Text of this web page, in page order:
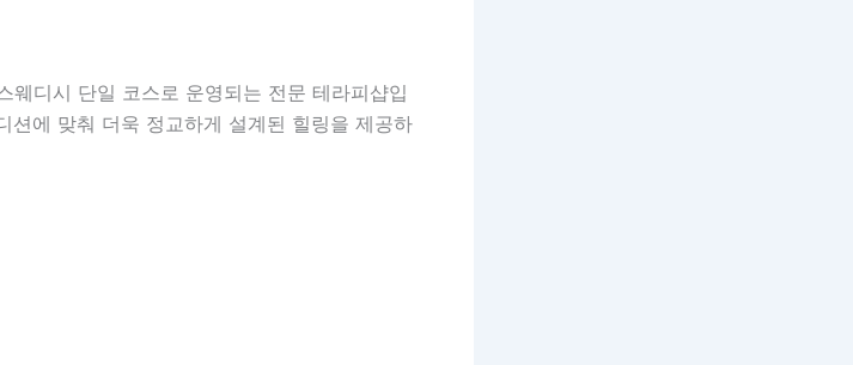
웨디시 단일 코스로 운영되는 전문 테라피샵입
션에 맞춰 더욱 정교하게 설계된 힐링을 제공하